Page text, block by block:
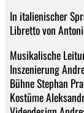
In italienischer
Libretto von
Musikalische
Inszenierung
Bühne Stephan
Kostüme